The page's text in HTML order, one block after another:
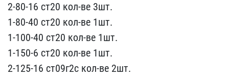
2-80-16​ ст20 кол-ве 3шт.
1-80-4​0 ст20 кол-ве 1шт.
1-10​0-40 ст20 кол-ве 1шт.
1-​150-6 ст20 кол-ве 1шт.
2​-125-16 ст09г2с кол-ве 2​шт.